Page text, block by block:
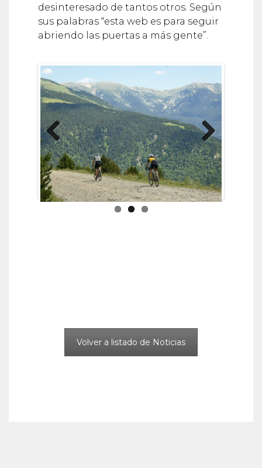
desinteresado de tantos otros. Según
sus palabras “esta web es para seguir
abriendo las puertas a más gente”.
Previous Next
Volver a listado de Noticias